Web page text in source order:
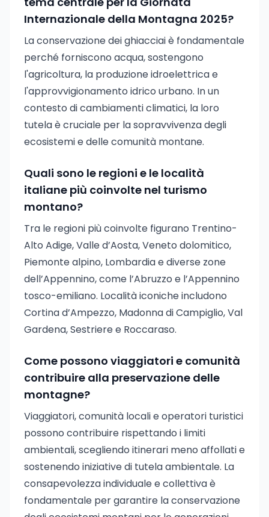
Internazionale della Montagna 2025?
La conservazione dei ghiacciai è fondamentale
perché forniscono acqua, sostengono
l'agricoltura, la produzione idroelettrica e
l'approvvigionamento idrico urbano. In un
contesto di cambiamenti climatici, la loro
tutela è cruciale per la sopravvivenza degli
ecosistemi e delle comunità montane.
Quali sono le regioni e le località
italiane più coinvolte nel turismo
montano?
Tra le regioni più coinvolte figurano Trentino-
Alto Adige, Valle d’Aosta, Veneto dolomitico,
Piemonte alpino, Lombardia e diverse zone
dell’Appennino, come l’Abruzzo e l’Appennino
tosco-emiliano. Località iconiche includono
Cortina d’Ampezzo, Madonna di Campiglio, Val
Gardena, Sestriere e Roccaraso.
Come possono viaggiatori e comunità
contribuire alla preservazione delle
montagne?
Viaggiatori, comunità locali e operatori turistici
possono contribuire rispettando i limiti
ambientali, scegliendo itinerari meno affollati e
sostenendo iniziative di tutela ambientale. La
consapevolezza individuale e collettiva è
fondamentale per garantire la conservazione